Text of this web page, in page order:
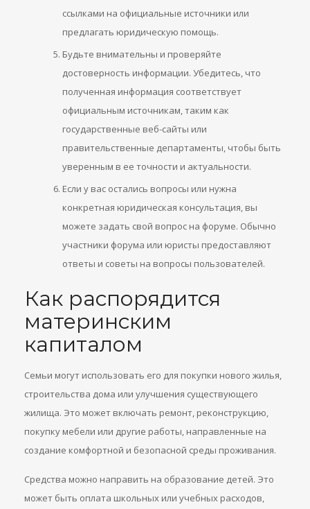
ссылками на официальные источники или
предлагать юридическую помощь.
Будьте внимательны и проверяйте
достоверность информации. Убедитесь, что
полученная информация соответствует
официальным источникам, таким как
государственные веб-сайты или
правительственные департаменты, чтобы быть
уверенным в ее точности и актуальности.
Если у вас остались вопросы или нужна
конкретная юридическая консультация, вы
можете задать свой вопрос на форуме. Обычно
участники форума или юристы предоставляют
ответы и советы на вопросы пользователей.
Как распорядится
материнским
капиталом
Семьи могут использовать его для покупки нового жилья,
строительства дома или улучшения существующего
жилища. Это может включать ремонт, реконструкцию,
покупку мебели или другие работы, направленные на
создание комфортной и безопасной среды проживания.
Средства можно направить на образование детей. Это
может быть оплата школьных или учебных расходов,